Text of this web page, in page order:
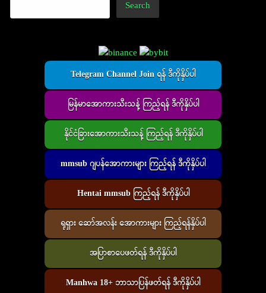
Search
Telegram Channel Join ရန် ဒီကိုနှိပ်ပါ
မြန်မာအောကားသီးသန့် ကြည့်ရန် ဒီကိုနှိပ်ပါ
နိုင်ငံခြားအောကားသီးသန့် ကြည့်ရန် ဒီကိုနှိပ်ပါ
mmsub ဂျပန်အောကားများ ကြည့်ရန် ဒီကိုနှိပ်ပါ
Hentai mmsub ကြည့်ရန် ဒီကိုနှိပ်ပါ
ရုရှား ဆော်အလန်း အောကားများ ကြည့်ရန်နှိပ်ပါ
အပြာစာပေဖတ်ရန် ဒီကိုနှိပ်ပါ
Manhwa 18+ ဘာသာပြန်ဖတ်ရန် ဒီကိုနှိပ်ပါ